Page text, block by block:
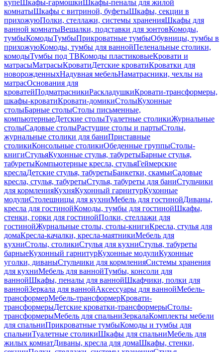
купеШкафы-гармошкиШкафы-пеналы для жилой
комнатыШкафы с витриной, буфетыШкафы, секции в
прихожуюПолки, стеллажи, системы храненияШкафы для
ванной комнатыВешалки, подставки для зонтовКомоды,
тумбыКомодыТумбыПрикроватные тумбыОбувницы, тумбы в
прихожуюКомоды, тумбы для ваннойПеленальные столики,
комодыТумбы под ТВКомоды пластиковыеКровати и
матрасыМатрасыКроватиДетские кроватиКроватки для
новорожденныхНадувная мебельНаматрасники, чехлы на
матрасОснования для
кроватейПодматрасникиРаскладушкиКровати-трансформеры,
шкафы-кроватиКровати-домикиСтолыКухонные
столыБарные столыСтолы письменные,
компьютерныеДетские столыТуалетные столикиЖурнальные
столыСадовые столыРастущие столы и партыСтолы,
журнальные столики для баниПриставные
столикиКонсольные столикиОбеденные группыСтолы-
книгиСтульяКухонные стулья, табуретыБарные стулья,
табуретыКомпьютерные кресла, стульяГеймерские
креслаДетские стулья, табуретыБанкетки, скамьиСадовые
кресла, стулья, табуретыСтулья, табуреты для баниСтульчики
для кормленияКухняКухонный гарнитурКухонные
модулиСтолешницы для кухниМебель для гостинойДиваны,
кресла для гостинойКомоды, тумбы для гостинойШкафы,
стенки, горки для гостинойПолки, стеллажи для
гостинойЖурнальные столы, столы-книгиКресла, стулья для
домаКресла-качалки, кресла-маятникиМебель для
кухниСтолы, столикиСтулья для кухниСтулья, табуреты
барныеКухонный гарнитурКухонные модулиКухонные
уголки, диваныСтульчики для кормленияСистемы хранения
для кухниМебель для ваннойТумбы, консоли для
ваннойШкафы, пеналы для ваннойШкафчики, полки для
ваннойЗеркала для ваннойАксессуары для ваннойМебель-
трансформерМебель-трансформерКровати-
трансформерыДетские кроватки-трансформерыСтолы-
трансформерыМебель для спальниЗеркалаКомплекты мебели
для спальниПрикроватные тумбыКомоды и тумбы для
спальниТуалетные столикиШкафы для спальниМебель для
жилых комнатДиваны, кресла для домаШкафы, стенки,